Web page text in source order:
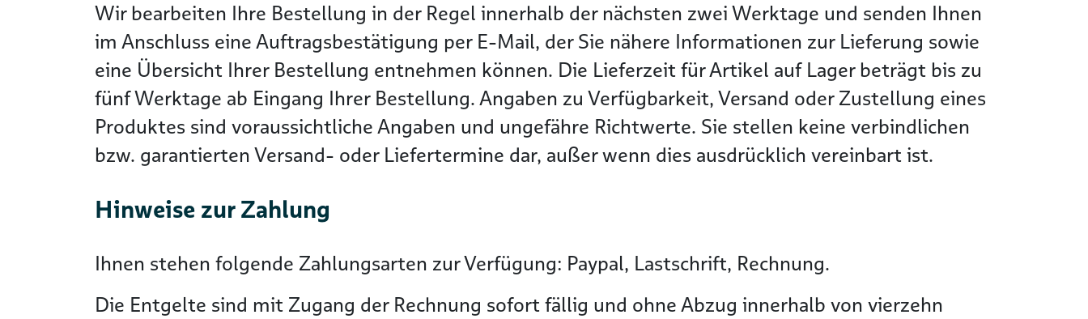
Wir bearbeiten Ihre Bestellung in der Regel innerhalb der nächsten zwei Werktage und senden Ihnen
im Anschluss eine Auftragsbestätigung per E-Mail, der Sie nähere Informationen zur Lieferung sowie
eine Übersicht Ihrer Bestellung entnehmen können. Die Lieferzeit für Artikel auf Lager beträgt bis zu
fünf Werktage ab Eingang Ihrer Bestellung. Angaben zu Verfügbarkeit, Versand oder Zustellung eines
Produktes sind voraussichtliche Angaben und ungefähre Richtwerte. Sie stellen keine verbindlichen
bzw. garantierten Versand- oder Liefertermine dar, außer wenn dies ausdrücklich vereinbart ist.
Hinweise zur Zahlung
Ihnen stehen folgende Zahlungsarten zur Verfügung: Paypal, Lastschrift, Rechnung.
Die Entgelte sind mit Zugang der Rechnung sofort fällig und ohne Abzug innerhalb von vierzehn